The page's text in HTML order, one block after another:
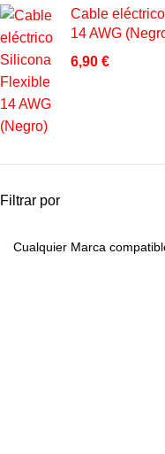
Cable
14 AWG
6,90 €
Filtrar por